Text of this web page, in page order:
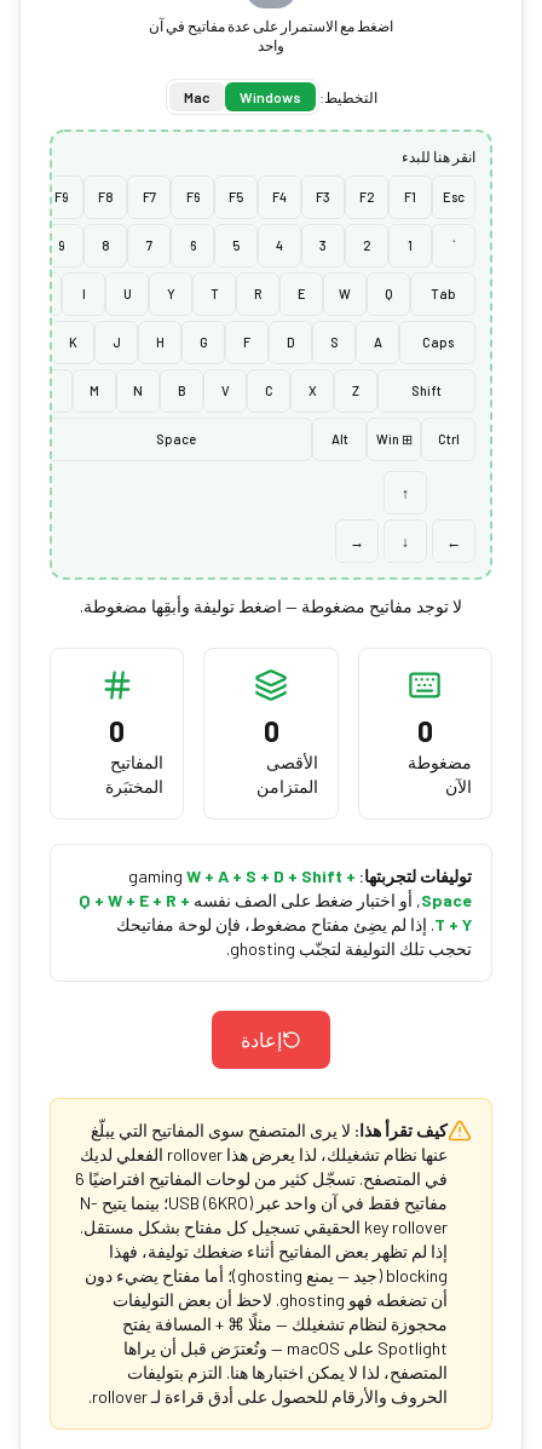
اضغط مع الاستمرار على عدة مفاتيح في آن
واحد
التخطيط: Windows
Mac
انقر هنا للبدء
Esc
F1
F2
F3
F4
F5
F6
F7
F8
F9
`
1
2
3
4
5
6
7
8
9
Tab
Q
W
E
R
T
Y
U
I
Caps
A
S
D
F
G
H
J
K
Shift
Z
X
C
V
B
N
M
,
Ctrl
⊞ Win
Alt
Space
↑
←
↓
→
لا توجد مفاتيح مضغوطة — اضغط توليفة وأبقِها مضغوطة.
0
مضغوطة
الآن
0
الأقصى
المتزامن
0
المفاتيح
المختبَرة
توليفات لتجربتها: W + A + S + D + Shift +
Space
, أو اختبار ضغط على الصف نفسه Q + W + E + R +
T + Y
. إذا لم يضِئ مفتاح مضغوط، فإن لوحة مفاتيحك
تحجب تلك التوليفة لتجنّب ghosting.
إعادة
كيف تقرأ هذا: لا يرى المتصفح سوى المفاتيح التي يبلّغ
عنها نظام تشغيلك، لذا يعرض هذا rollover الفعلي لديك
في المتصفح. تسجّل كثير من لوحات المفاتيح افتراضيًا 6
مفاتيح فقط في آن واحد عبر USB (6KRO)؛ بينما يتيح N-
key rollover الحقيقي تسجيل كل مفتاح بشكل مستقل.
إذا لم تظهر بعض المفاتيح أثناء ضغطك توليفة، فهذا
blocking (جيد — يمنع ghosting)؛ أما مفتاح يضيء دون
أن تضغطه فهو ghosting. لاحظ أن بعض التوليفات
محجوزة لنظام تشغيلك — مثلًا ⌘ + المسافة يفتح
Spotlight على macOS — وتُعترَض قبل أن يراها
المتصفح، لذا لا يمكن اختبارها هنا. التزم بتوليفات
الحروف والأرقام للحصول على أدق قراءة لـ rollover.